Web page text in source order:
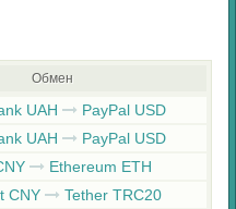
Обмен
UAH PayPal USD
UAH PayPal USD
Ethereum ETH
CNY Tether TRC20